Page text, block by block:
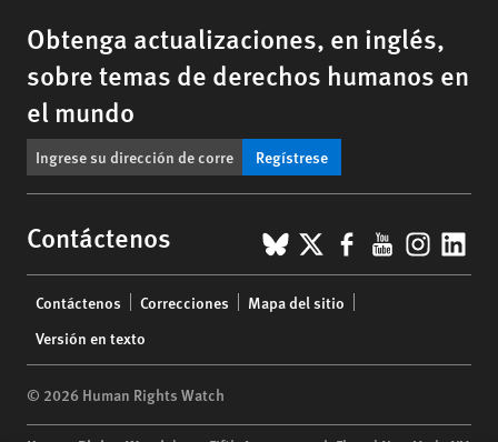
Obtenga actualizaciones, en inglés,
sobre temas de derechos humanos en
el mundo
Regístrese
Contáctenos BlueSky
X Facebook
YouTube
menu
Contáctenos Correcciones
Mapa del sitio
Versión en texto
© 2026 Human Rights Watch